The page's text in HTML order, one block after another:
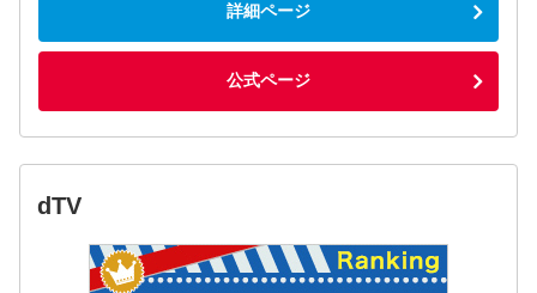
詳細ページ
公式ページ
dTV